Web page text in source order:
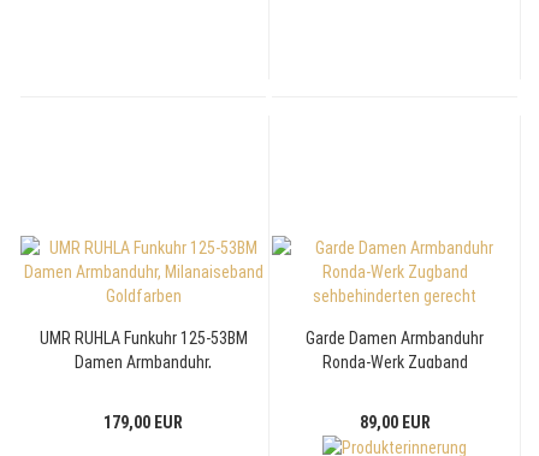
UMR RUHLA Funkuhr 125-53BM
Damen Armbanduhr,
179,00 EUR
Garde Damen Armbanduhr
Ronda-Werk Zugband
89,00 EUR